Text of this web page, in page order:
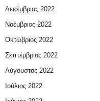
Δεκέμβριος 2022
Νοέμβριος 2022
Οκτώβριος 2022
Σεπτέμβριος 2022
Αύγουστος 2022
Ιούλιος 2022